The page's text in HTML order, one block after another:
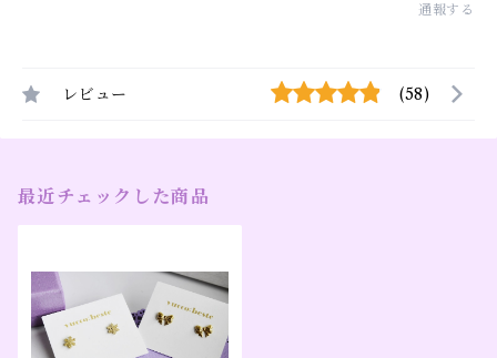
通報する
レビュー (58)
最近チェックした商品